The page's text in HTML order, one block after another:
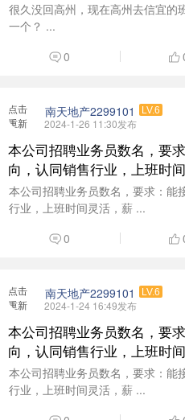
很久没回高州，现在高州去信宜的
一个？ ...
0
点击
重新
南天地产2299101 LV.6
2024-1-26 11:30发布
本公司招聘业务员数名，要
向，认同销售行业，上班时
电咨询了解：18938377999 [
本公司招聘业务员数名，要求：能
行业，上班时间灵活，薪 ...
0
点击
重新
南天地产2299101 LV.6
2024-1-24 16:49发布
本公司招聘业务员数名，要
向，认同销售行业，上班时
电咨询了解：18938377999
本公司招聘业务员数名，要求：能
行业，上班时间灵活，薪 ...